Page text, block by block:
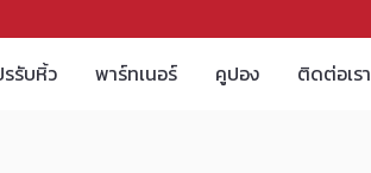
รับหิ้ว พาร์ทเนอร์ คูปอง ติดต่อเรา